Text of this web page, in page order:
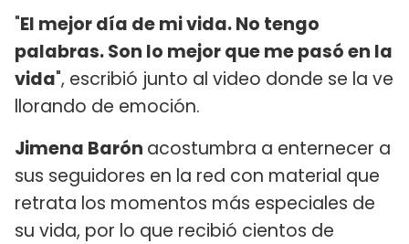
"El mejor día de mi vida. No tengo
palabras. Son lo mejor que me pasó en la
vida", escribió junto al video donde se la ve
llorando de emoción.
Jimena Barón acostumbra a enternecer a
sus seguidores en la red con material que
retrata los momentos más especiales de
su vida, por lo que recibió cientos de